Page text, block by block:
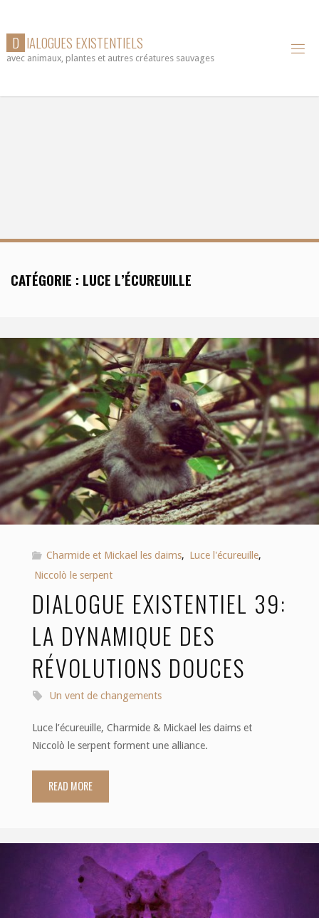
content
D IALOGUES EXISTENTIELS
avec animaux, plantes et autres créatures sauvages
CATÉGORIE : LUCE L’ÉCUREUILLE
Charmide et Mickael les daims, Luce l'écureuille,
Niccolò le serpent
DIALOGUE EXISTENTIEL 39:
LA DYNAMIQUE DES
RÉVOLUTIONS DOUCES
Un vent de changements
Luce l’écureuille, Charmide & Mickael les daims et
Niccolò le serpent forment une alliance.
READ MORE"Dialogue
39:
dynamique